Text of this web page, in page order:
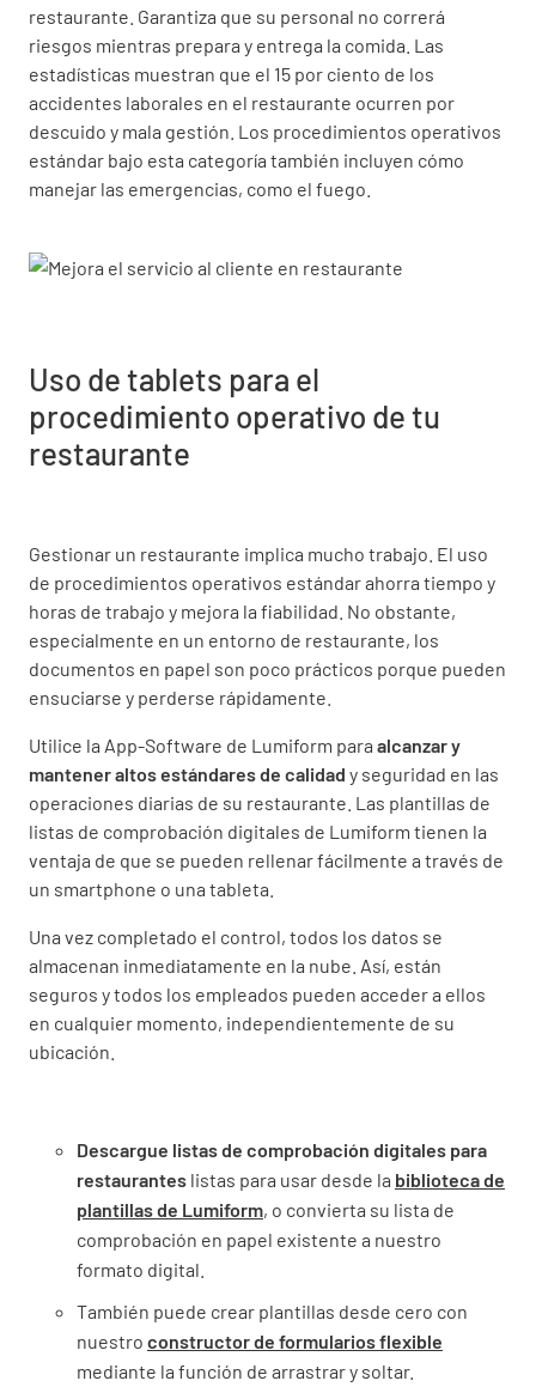
restaurante. Garantiza que su personal no correrá
riesgos mientras prepara y entrega la comida. Las
estadísticas muestran que el 15 por ciento de los
accidentes laborales en el restaurante ocurren por
descuido y mala gestión. Los procedimientos operativos
estándar bajo esta categoría también incluyen cómo
manejar las emergencias, como el fuego.
Uso de tablets para el
procedimiento operativo de tu
restaurante
Gestionar un restaurante implica mucho trabajo. El uso
de procedimientos operativos estándar ahorra tiempo y
horas de trabajo y mejora la fiabilidad. No obstante,
especialmente en un entorno de restaurante, los
documentos en papel son poco prácticos porque pueden
ensuciarse y perderse rápidamente.
Utilice la App-Software de Lumiform para alcanzar y
mantener altos estándares de calidad y seguridad en las
operaciones diarias de su restaurante. Las plantillas de
listas de comprobación digitales de Lumiform tienen la
ventaja de que se pueden rellenar fácilmente a través de
un smartphone o una tableta.
Una vez completado el control, todos los datos se
almacenan inmediatamente en la nube. Así, están
seguros y todos los empleados pueden acceder a ellos
en cualquier momento, independientemente de su
ubicación.
Descargue listas de comprobación digitales para
restaurantes listas para usar desde la biblioteca de
plantillas de Lumiform, o convierta su lista de
comprobación en papel existente a nuestro
formato digital.
También puede crear plantillas desde cero con
nuestro constructor de formularios flexible
mediante la función de arrastrar y soltar.